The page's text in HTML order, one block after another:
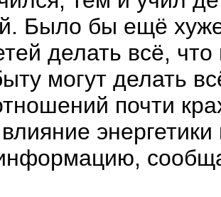
Было бы ещё
делать всё,
могут делать
почти
влияние